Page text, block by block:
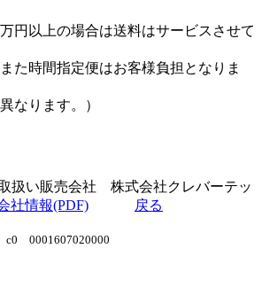
円以上の場合は送料はサービスさせて
た時間指定便はお客様負担となりま
なります。）
扱い販売会社 株式会社クレバーテッ
社情報(PDF) 戻る
c0 0001607020000